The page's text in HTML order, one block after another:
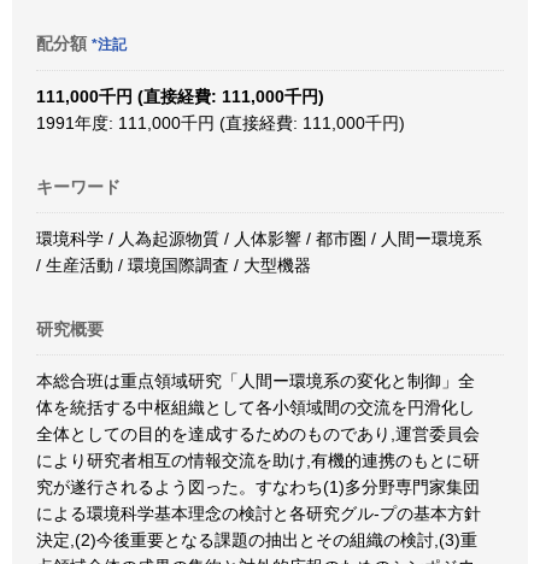
配分額 *注記
111,000千円 (直接経費: 111,000千円)
1991年度: 111,000千円 (直接経費: 111,000千円)
キーワード
環境科学 / 人為起源物質 / 人体影響 / 都市圏 / 人間ー環境系
/ 生産活動 / 環境国際調査 / 大型機器
研究概要
本総合班は重点領域研究「人間ー環境系の変化と制御」全
体を統括する中枢組織として各小領域間の交流を円滑化し
全体としての目的を達成するためのものであり,運営委員会
により研究者相互の情報交流を助け,有機的連携のもとに研
究が遂行されるよう図った。すなわち(1)多分野専門家集団
による環境科学基本理念の検討と各研究グル-プの基本方針
決定,(2)今後重要となる課題の抽出とその組織の検討,(3)重